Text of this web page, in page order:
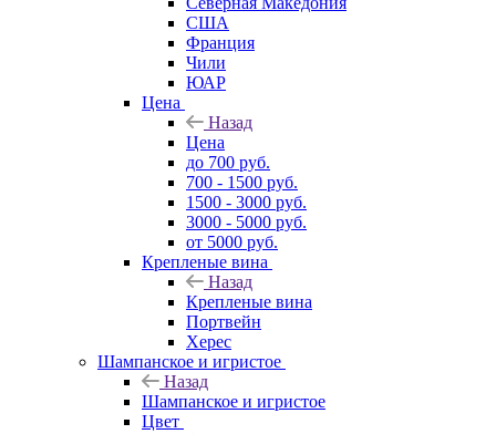
США
Франция
Чили
ЮАР
Цена
Назад
Цена
до 700 руб.
700 - 1500 руб.
1500 - 3000 руб.
3000 - 5000 руб.
от 5000 руб.
Крепленые вина
Назад
Крепленые вина
Портвейн
Херес
Шампанское и игристое
Назад
Шампанское и игристое
Цвет